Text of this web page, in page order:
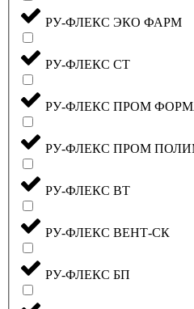
РУ-ФЛЕКС ЭКО ФАРМ
РУ-ФЛЕКС СТ
РУ-ФЛЕКС ПРОМ
РУ-ФЛЕКС ПРОМ
РУ-ФЛЕКС ВТ
РУ-ФЛЕКС ВЕНТ-СК
РУ-ФЛЕКС БП